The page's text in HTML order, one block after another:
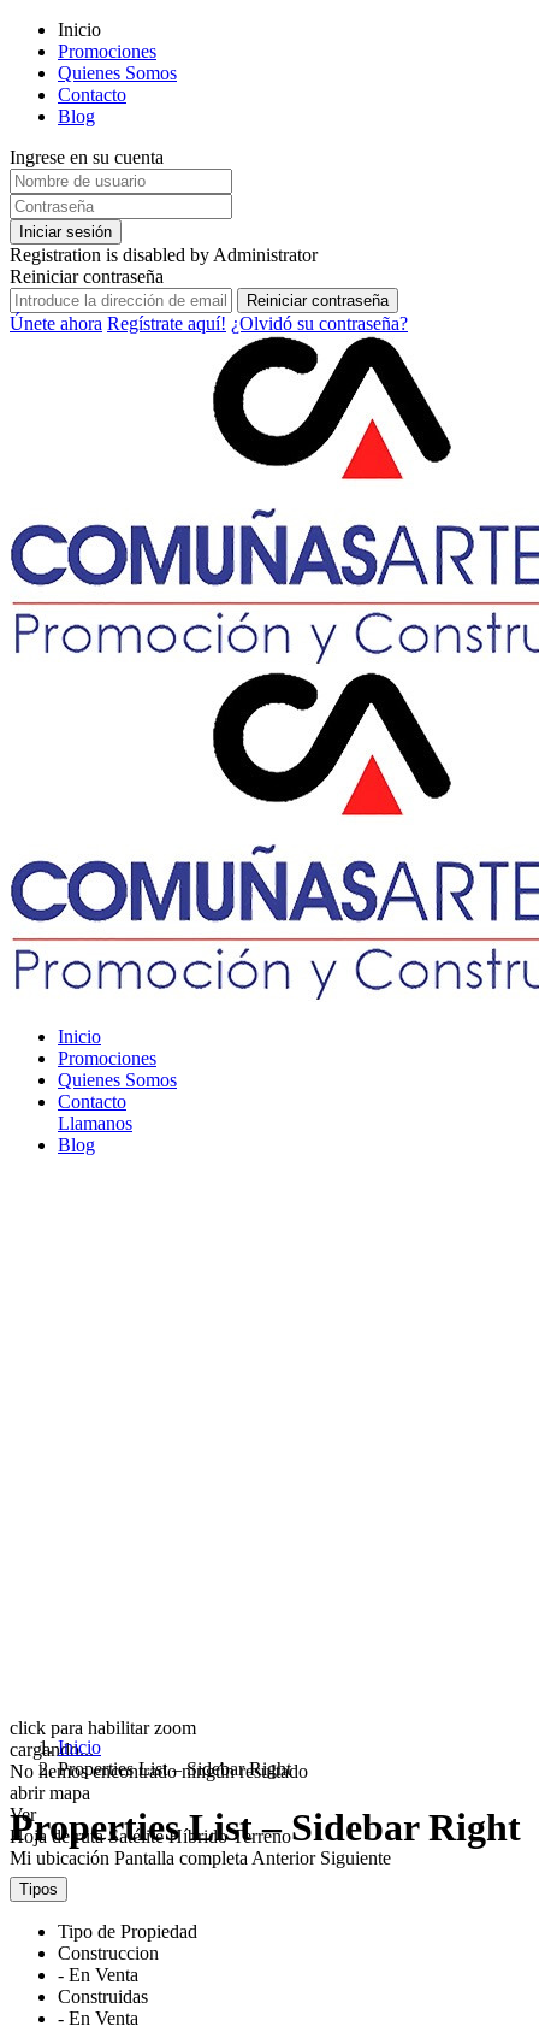
Inicio
Promociones
Quienes Somos
Contacto
Blog
Ingrese en su cuenta
Iniciar sesión
Registration is disabled by Administrator
Reiniciar contraseña
Reiniciar contraseña
Únete ahora Regístrate aquí! ¿Olvidó su contraseña?
Inicio
Promociones
Quienes Somos
Contacto
Llamanos
Blog
click para habilitar zoom
cargando...
No hemos encontrado ningún resultado
abrir mapa
Ver
Hoja de ruta Satélite Híbrido Terreno
Mi ubicación Pantalla completa Anterior Siguiente
Inicio
Properties List – Sidebar Right
Properties List – Sidebar Right
Tipos
Tipo de Propiedad
Construccion
- En Venta
Construidas
- En Venta